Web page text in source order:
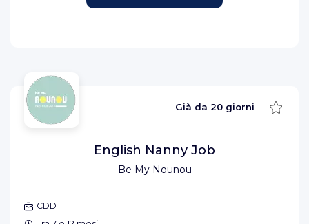
Be My Nounou
Già da 20 giorni Salva
English Nanny Job
CDD